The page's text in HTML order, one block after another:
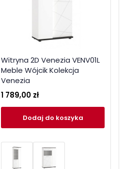
Witryna 2D Venezia VENV01L
Meble Wójcik Kolekcja
Venezia
1 789,00 zł
Dodaj do koszyka